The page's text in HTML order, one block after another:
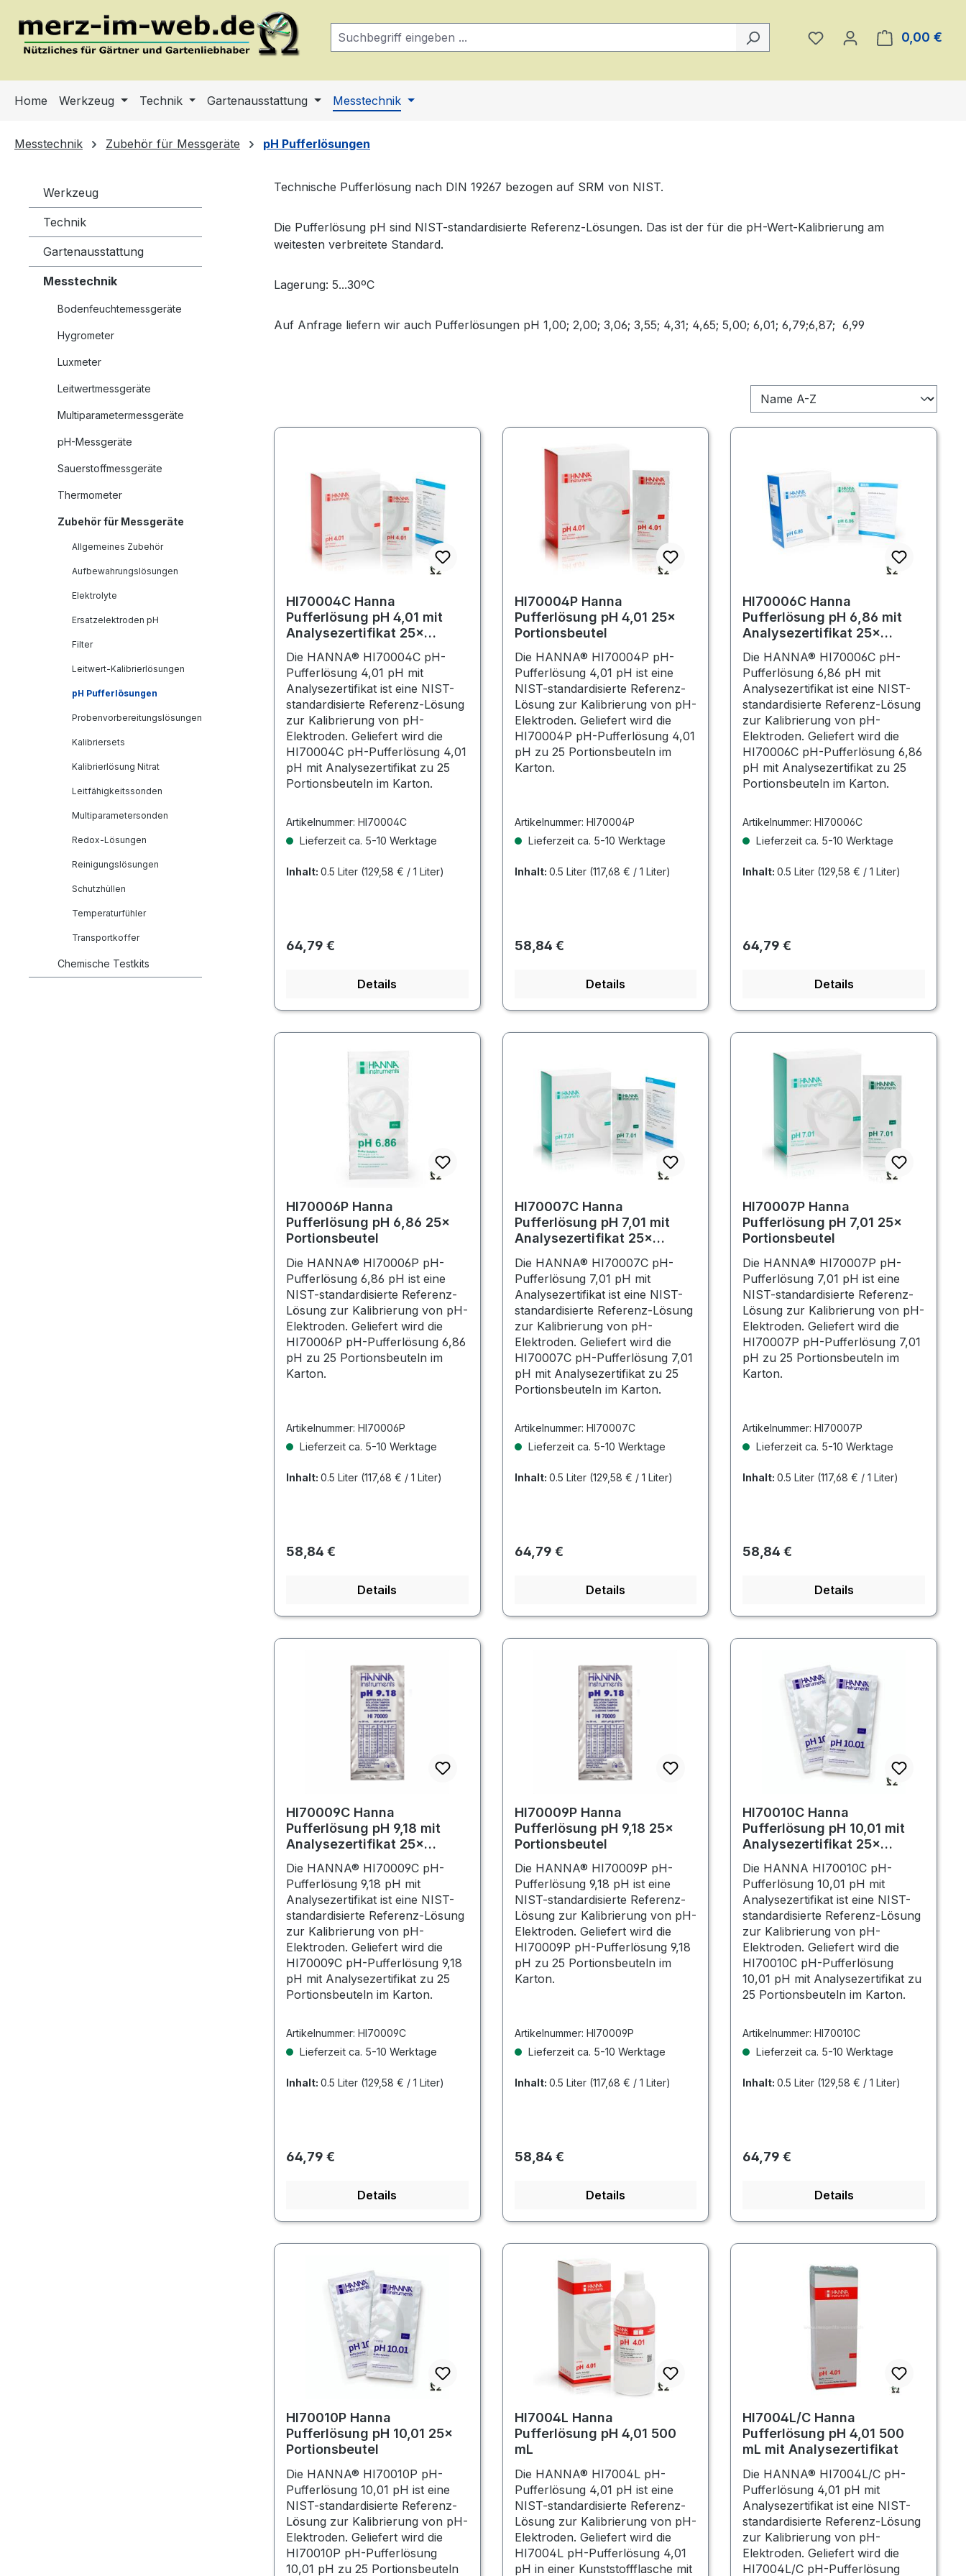
Hauptinhalt springen
Zur Suche springen
Zur Hauptnavigation springen
Du hast 0 Produkte auf
0,00 €
Home Werkzeug Technik Gartenausstattung Messtechnik
Messtechnik Zubehör für Messgeräte pH Pufferlösungen
Werkzeug
Technik
Gartenausstattung
Messtechnik
Bodenfeuchtemessgeräte
Hygrometer
Luxmeter
Leitwertmessgeräte
Multiparametermessgeräte
pH-Messgeräte
Sauerstoffmessgeräte
Thermometer
Zubehör für Messgeräte
Allgemeines Zubehör
Aufbewahrungslösungen
Elektrolyte
Ersatzelektroden pH
Filter
Leitwert-Kalibrierlösungen
pH Pufferlösungen
Probenvorbereitungslösungen
Kalibriersets
Kalibrierlösung Nitrat
Leitfähigkeitssonden
Multiparametersonden
Redox-Lösungen
Reinigungslösungen
Schutzhüllen
Temperaturfühler
Transportkoffer
Chemische Testkits
Technische Pufferlösung nach DIN 19267 bezogen auf SRM von NIST.
Die Pufferlösung pH sind NIST-standardisierte Referenz-Lösungen. Das ist der für die pH-Wert-Kalibrierung am
weitesten verbreitete Standard.
Lagerung: 5...30ºC
Auf Anfrage liefern wir auch Pufferlösungen pH 1,00; 2,00; 3,06; 3,55; 4,31; 4,65; 5,00; 6,01; 6,79;6,87; 6,99
HI70004C Hanna
Pufferlösung pH 4,01 mit
Analysezertifikat 25×
Die HANNA® HI70004C pH-
Pufferlösung 4,01 pH mit
Analysezertifikat ist eine NIST-
standardisierte Referenz-Lösung
zur Kalibrierung von pH-
Elektroden. Geliefert wird die
HI70004C pH-Pufferlösung 4,01
pH mit Analysezertifikat zu 25
Portionsbeuteln im Karton.
Artikelnummer: HI70004C
Lieferzeit ca. 5-10 Werktage
Inhalt: 0.5 Liter (129,58 € / 1 Liter)
Regulärer Preis:
64,79 €
Details
HI70004P Hanna
Pufferlösung pH 4,01 25×
Portionsbeutel
Die HANNA® HI70004P pH-
Pufferlösung 4,01 pH ist eine
NIST-standardisierte Referenz-
Lösung zur Kalibrierung von pH-
Elektroden. Geliefert wird die
HI70004P pH-Pufferlösung 4,01
pH zu 25 Portionsbeuteln im
Karton.
Artikelnummer: HI70004P
Lieferzeit ca. 5-10 Werktage
Inhalt: 0.5 Liter (117,68 € / 1 Liter)
Regulärer Preis:
58,84 €
Details
HI70006C Hanna
Pufferlösung pH 6,86 mit
Analysezertifikat 25×
Die HANNA® HI70006C pH-
Pufferlösung 6,86 pH mit
Analysezertifikat ist eine NIST-
standardisierte Referenz-Lösung
zur Kalibrierung von pH-
Elektroden. Geliefert wird die
HI70006C pH-Pufferlösung 6,86
pH mit Analysezertifikat zu 25
Portionsbeuteln im Karton.
Artikelnummer:HI70006C
Lieferzeit ca. 5-10 Werktage
Inhalt:0.5 Liter (129,58 € / 1 Liter)
Regulärer Preis:
64,79 €
Details
HI70006P Hanna
Pufferlösung pH 6,86 25×
Portionsbeutel
Die HANNA® HI70006P pH-
Pufferlösung 6,86 pH ist eine
NIST-standardisierte Referenz-
Lösung zur Kalibrierung von pH-
Elektroden. Geliefert wird die
HI70006P pH-Pufferlösung 6,86
pH zu 25 Portionsbeuteln im
Karton.
Artikelnummer: HI70006P
Lieferzeit ca. 5-10 Werktage
Inhalt: 0.5 Liter (117,68 € / 1 Liter)
Regulärer Preis:
58,84 €
Details
HI70007C Hanna
Pufferlösung pH 7,01 mit
Analysezertifikat 25×
Die HANNA® HI70007C pH-
Pufferlösung 7,01 pH mit
Analysezertifikat ist eine NIST-
standardisierte Referenz-Lösung
zur Kalibrierung von pH-
Elektroden. Geliefert wird die
HI70007C pH-Pufferlösung 7,01
pH mit Analysezertifikat zu 25
Portionsbeuteln im Karton.
Artikelnummer: HI70007C
Lieferzeit ca. 5-10 Werktage
Inhalt: 0.5 Liter (129,58 € / 1 Liter)
Regulärer Preis:
64,79 €
Details
HI70007P Hanna
Pufferlösung pH 7,01 25×
Portionsbeutel
Die HANNA® HI70007P pH-
Pufferlösung 7,01 pH ist eine
NIST-standardisierte Referenz-
Lösung zur Kalibrierung von pH-
Elektroden. Geliefert wird die
HI70007P pH-Pufferlösung 7,01
pH zu 25 Portionsbeuteln im
Karton.
Artikelnummer:HI70007P
Lieferzeit ca. 5-10 Werktage
Inhalt:0.5 Liter (117,68 € / 1 Liter)
Regulärer Preis:
58,84 €
Details
HI70009C Hanna
Pufferlösung pH 9,18 mit
Analysezertifikat 25×
Die HANNA® HI70009C pH-
Pufferlösung 9,18 pH mit
Analysezertifikat ist eine NIST-
standardisierte Referenz-Lösung
zur Kalibrierung von pH-
Elektroden. Geliefert wird die
HI70009C pH-Pufferlösung 9,18
pH mit Analysezertifikat zu 25
Portionsbeuteln im Karton.
Artikelnummer: HI70009C
Lieferzeit ca. 5-10 Werktage
Inhalt: 0.5 Liter (129,58 € / 1 Liter)
Regulärer Preis:
64,79 €
Details
HI70009P Hanna
Pufferlösung pH 9,18 25×
Portionsbeutel
Die HANNA® HI70009P pH-
Pufferlösung 9,18 pH ist eine
NIST-standardisierte Referenz-
Lösung zur Kalibrierung von pH-
Elektroden. Geliefert wird die
HI70009P pH-Pufferlösung 9,18
pH zu 25 Portionsbeuteln im
Karton.
Artikelnummer: HI70009P
Lieferzeit ca. 5-10 Werktage
Inhalt: 0.5 Liter (117,68 € / 1 Liter)
Regulärer Preis:
58,84 €
Details
HI70010C Hanna
Pufferlösung pH 10,01 mit
Analysezertifikat 25×
Die HANNA HI70010C pH-
Pufferlösung 10,01 pH mit
Analysezertifikat ist eine NIST-
standardisierte Referenz-Lösung
zur Kalibrierung von pH-
Elektroden. Geliefert wird die
HI70010C pH-Pufferlösung
10,01 pH mit Analysezertifikat zu
25 Portionsbeuteln im Karton.
Artikelnummer:HI70010C
Lieferzeit ca. 5-10 Werktage
Inhalt:0.5 Liter (129,58 € / 1 Liter)
Regulärer Preis:
64,79 €
Details
HI70010P Hanna
Pufferlösung pH 10,01 25×
Portionsbeutel
Die HANNA® HI70010P pH-
Pufferlösung 10,01 pH ist eine
NIST-standardisierte Referenz-
Lösung zur Kalibrierung von pH-
Elektroden. Geliefert wird die
HI70010P pH-Pufferlösung
10,01 pH zu 25 Portionsbeuteln
HI7004L Hanna
Pufferlösung pH 4,01 500
mL
Die HANNA® HI7004L pH-
Pufferlösung 4,01 pH ist eine
NIST-standardisierte Referenz-
Lösung zur Kalibrierung von pH-
Elektroden. Geliefert wird die
HI7004L pH-Pufferlösung 4,01
pH in einer Kunststoffflasche mit
HI7004L/C Hanna
Pufferlösung pH 4,01 500
mL mit Analysezertifikat
Die HANNA® HI7004L/C pH-
Pufferlösung 4,01 pH mit
Analysezertifikat ist eine NIST-
standardisierte Referenz-Lösung
zur Kalibrierung von pH-
Elektroden. Geliefert wird die
HI7004L/C pH-Pufferlösung